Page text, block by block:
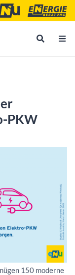
und
PKW
150 moderne